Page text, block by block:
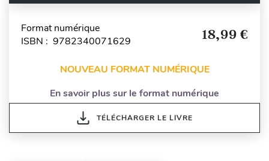
Format numérique
ISBN : 9782340071629
18,99 €
NOUVEAU FORMAT NUMÉRIQUE
En savoir plus sur le format numérique
TÉLÉCHARGER LE LIVRE